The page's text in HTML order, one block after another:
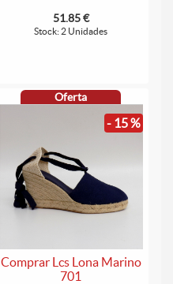
51.85 €
Stock: 2 Unidades
Oferta
- 15 %
Comprar Lcs Lona Marino
701